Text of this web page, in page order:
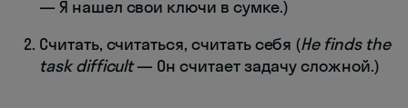
— Я нашел свои ключи в сумке.)
Считать, считаться, считать себя (He finds the
task difficult— Он считает задачу сложной.)